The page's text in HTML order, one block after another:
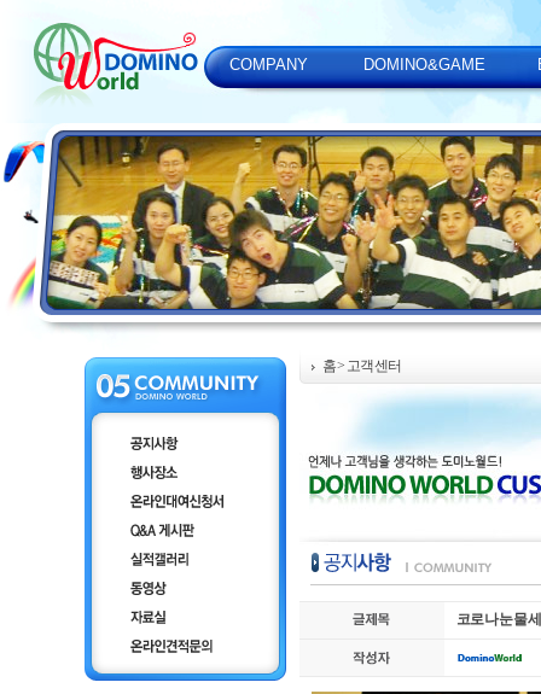
COMPANY DOMINO&GAME
홈> 고객센터
코로나 눈물